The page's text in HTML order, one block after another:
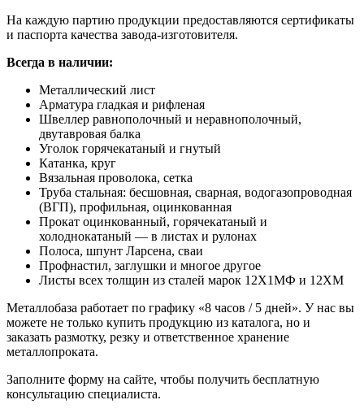
На каждую партию продукции предоставляются сертификаты
и паспорта качества завода-изготовителя.
Всегда в наличии:
Металлический лист
Арматура гладкая и рифленая
Швеллер равнополочный и неравнополочный,
двутавровая балка
Уголок горячекатаный и гнутый
Катанка, круг
Вязальная проволока, сетка
Труба стальная: бесшовная, сварная, водогазопроводная
(ВГП), профильная, оцинкованная
Прокат оцинкованный, горячекатаный и
холоднокатаный — в листах и рулонах
Полоса, шпунт Ларсена, сваи
Профнастил, заглушки и многое другое
Листы всех толщин из сталей марок 12Х1МФ и 12ХМ
Металлобаза работает по графику «8 часов / 5 дней». У нас вы
можете не только купить продукцию из каталога, но и
заказать размотку, резку и ответственное хранение
металлопроката.
Заполните форму на сайте, чтобы получить бесплатную
консультацию специалиста.